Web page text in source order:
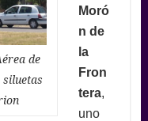
de
Moró
n de
la
Fron
tera,
uno